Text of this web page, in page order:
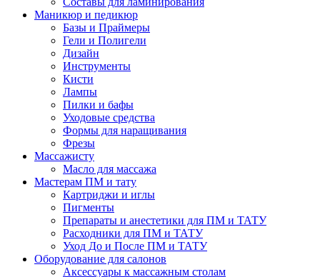
Маникюр и педикюр
Базы и Праймеры
Гели и Полигели
Дизайн
Инструменты
Кисти
Лампы
Пилки и бафы
Уходовые средства
Формы для наращивания
Фрезы
Массажисту
Масло для массажа
Мастерам ПМ и тату
Картриджи и иглы
Пигменты
Препараты и анестетики для ПМ и ТАТУ
Расходники для ПМ и ТАТУ
Уход До и После ПМ и ТАТУ
Оборудование для салонов
Аксессуары к массажным столам